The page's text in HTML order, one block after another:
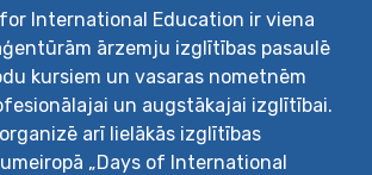
International Education ir viena
ārzemju izglītības pasaulē
kursiem un vasaras nometnēm
un augstākajai izglītībai.
arī lielākās izglītības
„Days of International